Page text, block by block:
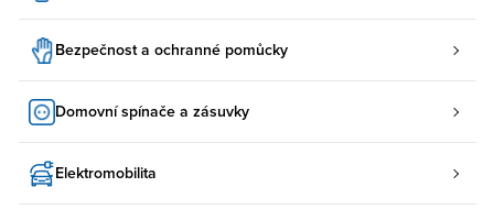
Bezpečnost a ochranné pomůcky
Domovní spínače a zásuvky
Elektromobilita